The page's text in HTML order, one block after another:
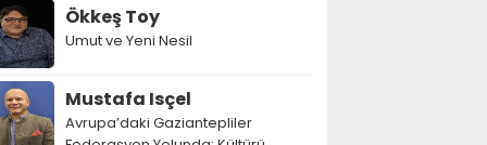
Ökkeş Toy
Umut ve Yeni Nesil
Mustafa Isçel
Avrupa’daki Gaziantepliler